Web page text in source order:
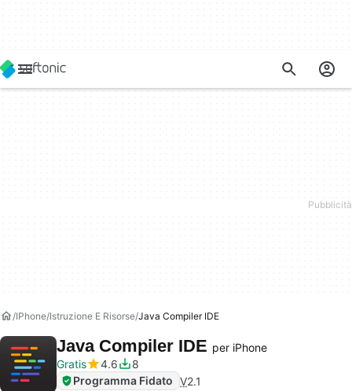
IPhone Istruzione E Risorse Java Compiler IDE
Java Compiler IDE per iPhone
Gratis
4.6
8
Programma Fidato V2.1